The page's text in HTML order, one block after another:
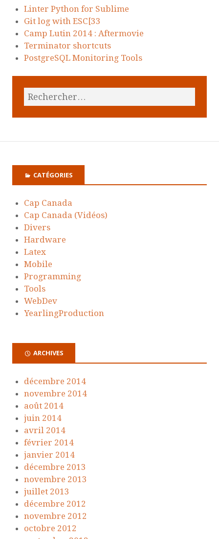
Linter Python for Sublime
Git log with ESC[33
Camp Lutin 2014 : Aftermovie
Terminator shortcuts
PostgreSQL Monitoring Tools
CATÉGORIES
Cap Canada
Cap Canada (Vidéos)
Divers
Hardware
Latex
Mobile
Programming
Tools
WebDev
YearlingProduction
ARCHIVES
décembre 2014
novembre 2014
août 2014
juin 2014
avril 2014
février 2014
janvier 2014
décembre 2013
novembre 2013
juillet 2013
décembre 2012
novembre 2012
octobre 2012